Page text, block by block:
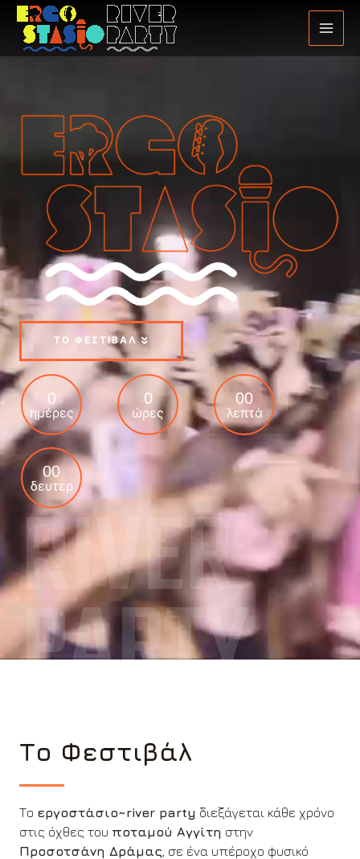
ΤΟ ΦΕΣΤΙΒΆΛ
RIVER
PARTY
0
ημέρες
0
ώρες
00
λεπτά
00
δευτερ
Το Φεστιβάλ
Το εργοστάσιο~river party διεξάγεται κάθε χρόνο
στις όχθες του ποταμού Αγγίτη στην
Προσοτσάνη Δράμας , σε ένα υπέροχο φυσικό